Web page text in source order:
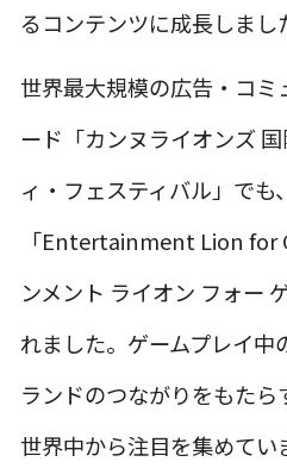
るコンテンツに成長しまし
世界最大規模の広告・コミ
ード「カンヌライオンズ
ィ・フェスティバル」でも
「Entertainment Lion for
ンメント ライオン フォー
れました。ゲームプレイ中
ランドのつながりをもたら
世界中から注目を集めてい